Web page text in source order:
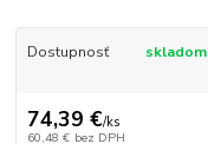
Dostupnosť skladom
74,39 €/ks
60,48 € bez DPH